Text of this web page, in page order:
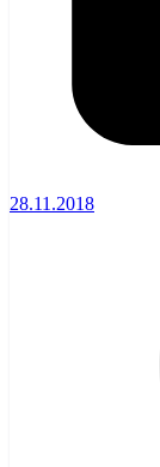
28.11.2018